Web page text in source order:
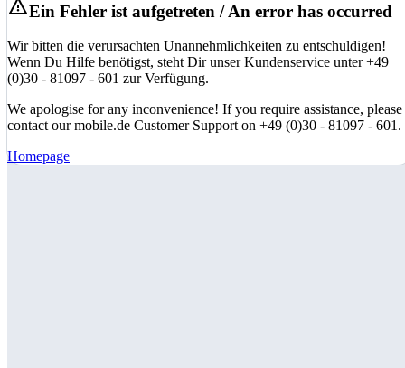
Ein Fehler ist aufgetreten / An error has occurred
Wir bitten die verursachten Unannehmlichkeiten zu entschuldigen!
Wenn Du Hilfe benötigst, steht Dir unser Kundenservice unter +49
(0)30 - 81097 - 601 zur Verfügung.
We apologise for any inconvenience! If you require assistance, please
contact our mobile.de Customer Support on +49 (0)30 - 81097 - 601.
Homepage